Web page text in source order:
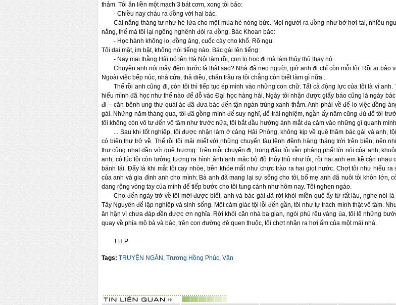
thảm. Tôi ăn liền một mạch 3 bát cơm, xong tôi bảo:
- Chiều nay cháu ra đồng với hai bác.
Cái nắng tháng tư như hé lửa cho một mùa hè nóng bức. Mọi người ra đồng như bở hơi tai, nhiều
nắng, thế mà tôi lại ngông nghênh đòi ra đồng. Bác Khoan bảo:
- Học hành không lo, đồng áng, cuốc cày cho khổ. Rõ ngu.
Tôi dại mặt, im bặt, không nói tiếng nào. Bác gái lên tiếng:
- Nay mai thằng Hải nó lên Hà Nội làm rồi, con lo học đi mà làm thủy thủ thay nó.
Chuyện anh nói mấy đêm trước là thật sao? Nhà đã neo người, giờ anh đi chỉ còn mỗi tôi. Rồi ai bảo
Ngoài việc bếp núc, nhà cửa, thả diều, chăn trâu ra tôi chẳng còn biết làm gì nữa...
Thế rồi anh cũng đi, còn tôi thì tiếp tục ép mình vào những con chữ. Tất cả động lực của tôi là vì anh.
hiểu mình đã học như thế nào để đỗ vào Đại học hàng hải. Ngày tôi nhận được giấy báo cũng là ngày
đi – căn bệnh ung thư quái ác đã đưa bác đến tận ngàn trùng xanh thẳm. Anh phải về để lo việc đồng
gái. Những năm tháng qua, tôi đã gồng mình để suy nghĩ, để trải nghiệm, ngần ấy năm cũng đủ để tôi
tôi không còn vô tư đến vô tâm như trước nữa, tôi bắt đầu hướng ánh mắt đa cảm vào những gì quanh
... Sau khi tốt nghiệp, tôi được nhận làm ở cảng Hải Phòng, không kịp về quê thăm bác gái và anh,
có biên thư trở về. Thế rồi tôi mải miết với những chuyến tàu lênh đênh hàng tháng trời trên biển; nên
thư cũng nhạt dần với quê hương. Trên mỗi chuyến đi, trong đầu tôi vẫn phảng phất lời nói của anh,
anh; có lúc tôi còn tưởng tượng ra hình ảnh anh mặc bộ đồ thủy thủ như tôi, rồi hai anh em kề cận nhau
bánh lái. Đấy là khi mắt tôi cay nhòe, trên khóe mắt như chực trào ra hai giọt nước. Chợt tôi như hiểu ra
của anh và gia đình anh cho mình: Bà anh đã mang lại sự sống cho tôi, bố mẹ anh đã nuôi tôi khôn lớn,
dang rộng vòng tay của mình để tiếp bước cho tôi tung cánh như hôm nay. Tôi nghẹn ngào.
Cho đến ngày trở về tôi mới được biết, anh và bác gái đã rời khỏi miền quê ấy từ rất lâu, nghe nói
Tây Nguyên để lập nghiệp và sinh sống. Một cảm giác tội lỗi đến gần, tôi như tự trách mình thật vô tâm.
ân hận vì chưa đáp đền được ơn nghĩa. Rời khỏi căn nhà ba gian, ngói phủ rêu vàng úa, tôi lê những
quay về phía mộ bà và bác, trên con đường đê quen thuộc, tôi chợt nhận ra hơi ấm của một mái nhà.
T.H.P
Tags: TRUYỆN NGẮN , Trương Hồng Phúc, Văn